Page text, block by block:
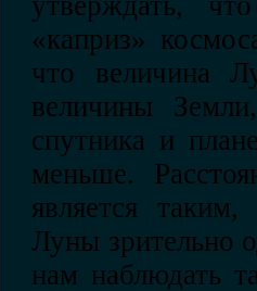
«каприз»
что величина
величины
спутника и
меньше.
является
Луны зрительно
нам наблюдать